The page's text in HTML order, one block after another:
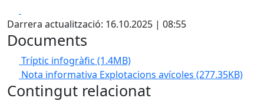
Darrera actualització: 16.10.2025 | 08:55
Documents
Tríptic infogràfic (1.4MB)
Nota informativa Explotacions avícoles (277.35KB)
Contingut relacionat